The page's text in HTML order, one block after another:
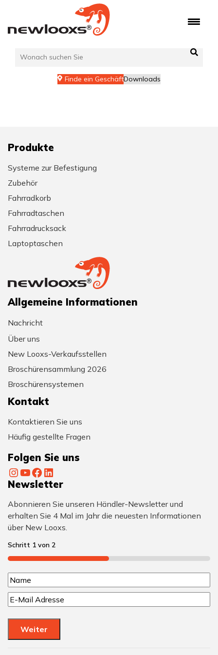
springen
Finde ein GeschäftDownloads
Produkte
Systeme zur Befestigung
Zubehör
Fahrradkorb
Fahrradtaschen
Fahrradrucksack
Laptoptaschen
Allgemeine Informationen
Nachricht
Über uns
New Looxs-Verkaufsstellen
Broschürensammlung 2026
Broschürensystemen
Kontakt
Kontaktieren Sie uns
Häufig gestellte Fragen
Folgen Sie uns
InstagramYouTube Facebook LinkedIn
Newsletter
Abonnieren Sie unseren Händler-Newsletter und
erhalten Sie 4 Mal im Jahr die neuesten Informationen
über New Looxs.
Schritt 1 von 2
50%
N
a
m
(
N
a
E
-
M
Weiter